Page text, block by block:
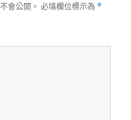
會公開。 必填欄位標示為 *